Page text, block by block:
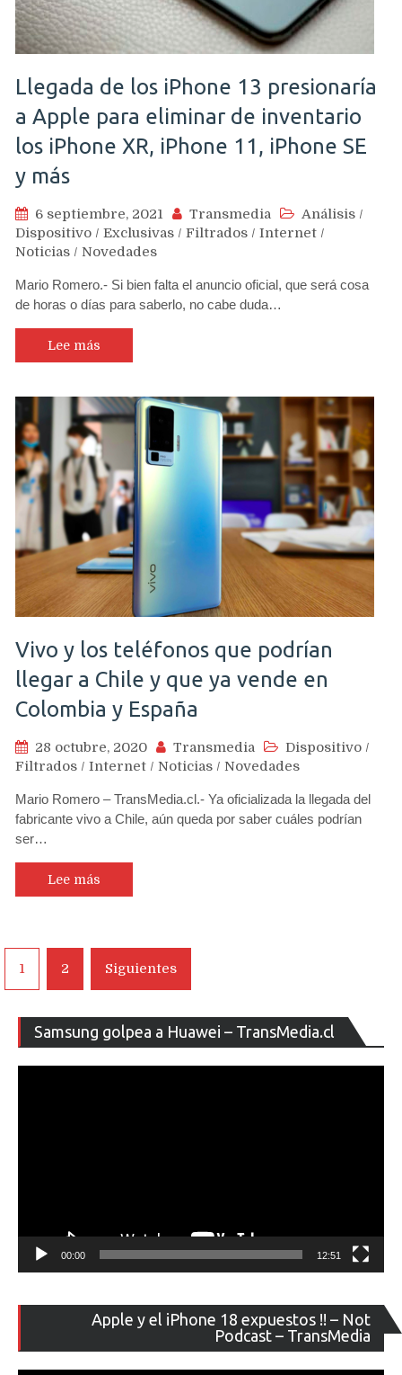
Llegada de los iPhone 13 presionaría
a Apple para eliminar de inventario
los iPhone XR, iPhone 11, iPhone SE
y más
6 septiembre, 2021 Transmedia Análisis /
Dispositivo / Exclusivas / Filtrados / Internet /
Noticias / Novedades
Mario Romero.- Si bien falta el anuncio oficial, que será cosa
de horas o días para saberlo, no cabe duda…
Lee más
Vivo y los teléfonos que podrían
llegar a Chile y que ya vende en
Colombia y España
28 octubre, 2020 Transmedia Dispositivo /
Filtrados / Internet / Noticias / Novedades
Mario Romero – TransMedia.cl.- Ya oficializada la llegada del
fabricante vivo a Chile, aún queda por saber cuáles podrían
ser…
Lee más
Navegación
de
entradas
1 2 Siguientes
Samsung golpea a Huawei – TransMedia.cl
de
00:00 12:51
Apple y el iPhone 18 expuestos !! – Not
Podcast – TransMedia
de